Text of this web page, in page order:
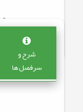
شرح و
سرفصل ها